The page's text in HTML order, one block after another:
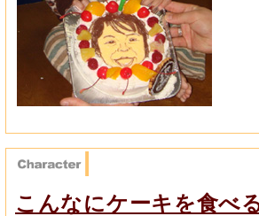
こんなにケーキを食べ